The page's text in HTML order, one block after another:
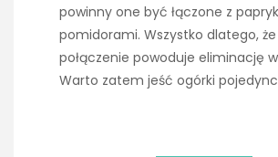
powinny one być łączone z
pomidorami. Wszystko dlatego,
połączenie powoduje eliminację
Warto zatem jeść ogórki